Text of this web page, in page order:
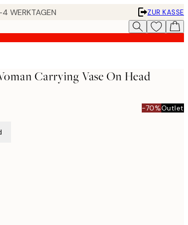
4 WERKTAGEN
ZUR KASSE
Carrying Vase On Head
-70%Outlet